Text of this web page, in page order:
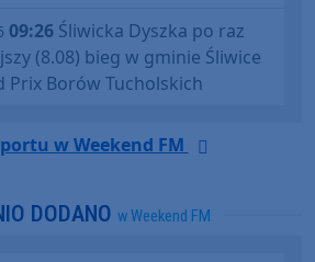
09:26 Śliwicka Dyszka po raz
(8.08) bieg w gminie Śliwice
Prix Borów Tucholskich
w Weekend FM
DODANO w Weekend FM